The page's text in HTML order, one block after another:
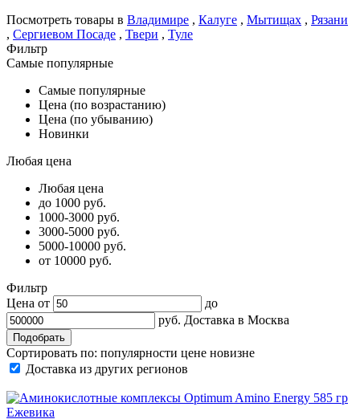
Посмотреть товары в Владимире , Калуге , Мытищах , Рязани
, Сергиевом Посаде , Твери , Туле
Фильтр
Самые популярные
Самые популярные
Цена (по возрастанию)
Цена (по убыванию)
Новинки
Любая цена
Любая цена
до 1000 руб.
1000-3000 руб.
3000-5000 руб.
5000-10000 руб.
от 10000 руб.
Фильтр
Цена от
до
руб. Доставка в Москва
Сортировать по: популярности цене новизне
Доставка из других регионов